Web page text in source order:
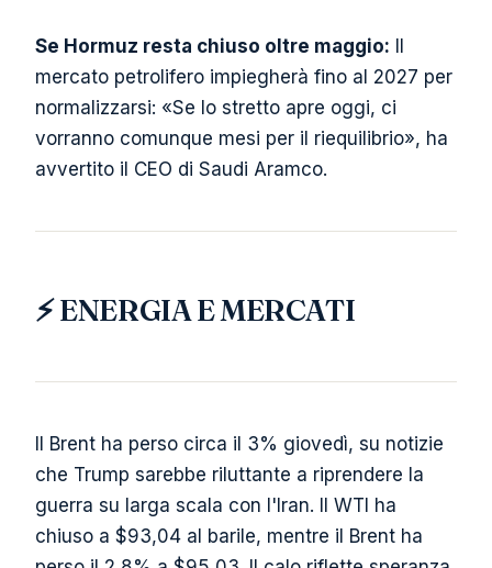
Se Hormuz resta chiuso oltre maggio: Il
mercato petrolifero impiegherà fino al 2027 per
normalizzarsi: «Se lo stretto apre oggi, ci
vorranno comunque mesi per il riequilibrio», ha
avvertito il CEO di Saudi Aramco.
⚡ ENERGIA E MERCATI
Il Brent ha perso circa il 3% giovedì, su notizie
che Trump sarebbe riluttante a riprendere la
guerra su larga scala con l'Iran. Il WTI ha
chiuso a $93,04 al barile, mentre il Brent ha